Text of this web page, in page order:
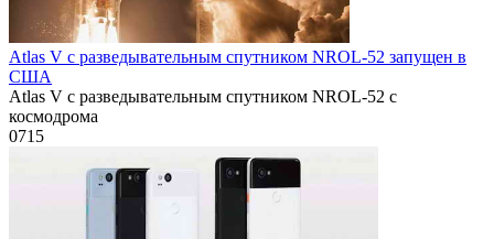
Atlas V с разведывательным спутником NROL-52 запущен в
США
Atlas V с разведывательным спутником NROL-52 с
космодрома
0715